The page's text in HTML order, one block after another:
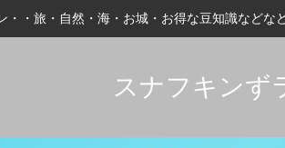
・・旅・自然・海・お城・お得な豆知識などな
スナフキンず